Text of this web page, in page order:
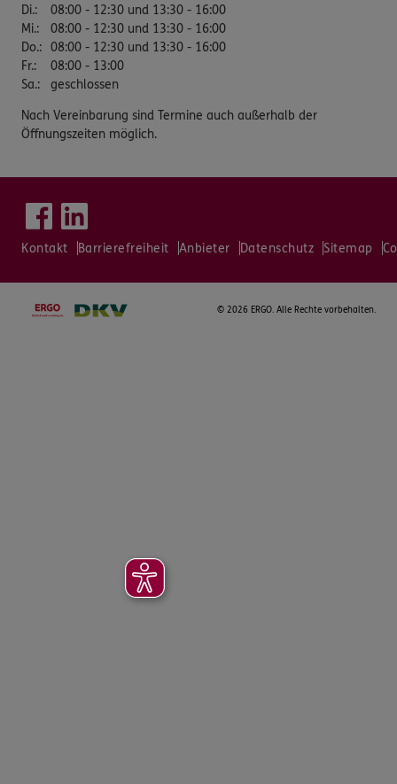
Di.:
08:00 - 12:30 und 13:30 - 16:00
Mi.:
08:00 - 12:30 und 13:30 - 16:00
Do.: 08:00 - 12:30 und 13:30 - 16:00
Fr.:
08:00 - 13:00
Sa.: geschlossen
Nach Vereinbarung sind Termine auch außerhalb der
Öffnungszeiten möglich.
Kontakt Barrierefreiheit Anbieter Datenschutz Sitemap
© 2026 ERGO. Alle Rechte vorbehalten.